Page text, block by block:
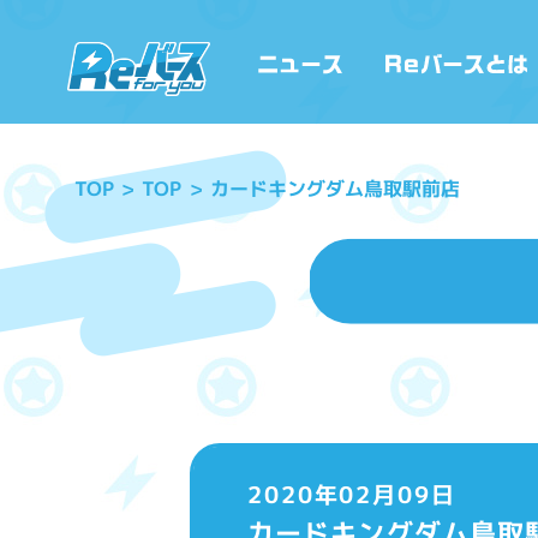
TOP TOP カードキングダム鳥取駅前店
2020年02月09日